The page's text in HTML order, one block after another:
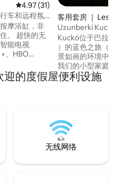
平均评分 4.97 分（满分 5 分）
4.97 (31)
车和远程氛
摩浴缸，非
。 超快的无
能电视
、HBO
（空气炸
死胡同中，周
客用套房 ｜
Uzunberki Kuckó
Balaton Uplands
Kuckó位于巴拉顿
）的蓝色之旅（
景如画的环境中，
我们的小型家庭葡
得其「大自然」的
的葡萄酒（冰箱中
们期待您的回复！
的度假屋便利设施
无线网络